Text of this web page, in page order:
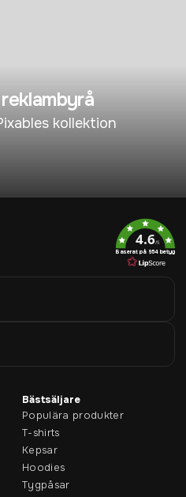
kollektion
4.6/5
Baserat på 954 betyg
Bästsäljare
Populära produkter
T-shirts
Kepsar
Hoodies
Tygpåsar